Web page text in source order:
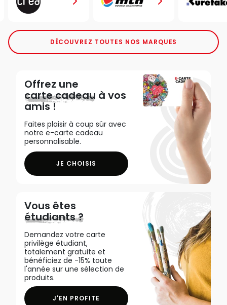
DÉCOUVREZ TOUTES NOS MARQUES
Offrez une
carte cadeau à vos
amis !
Faites plaisir à coup sûr avec
notre e-carte cadeau
personnalisable.
JE CHOISIS
Vous êtes
étudiants ?
Demandez votre carte
privilège étudiant,
totalement gratuite et
bénéficiez de -15% toute
l'année sur une sélection de
produits.
J'EN PROFITE